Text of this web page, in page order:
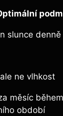
slunce denně
ne vlhkost
měsíc během
období